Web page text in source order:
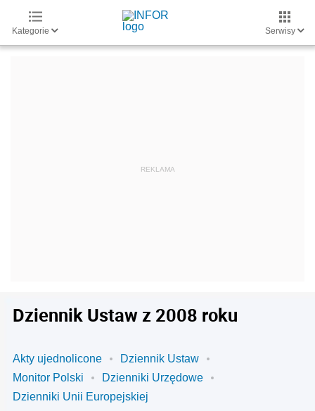
Kategorie Serwisy
Dziennik Ustaw z 2008 roku
Akty ujednolicone
Dziennik Ustaw
Monitor Polski
Dzienniki Urzędowe
Dzienniki Unii Europejskiej